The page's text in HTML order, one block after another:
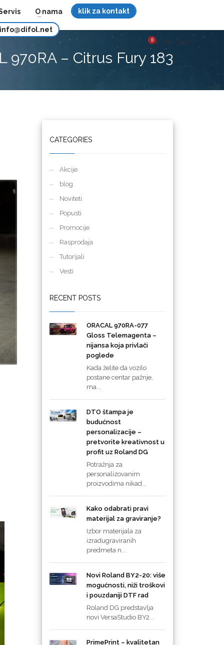
O nama klik za kontakt
info@difol.net
MY CART
970RA – Citrus Fury 183
CATEGORIES
Akcije
blog
Noviteti
Popusti
Promocije
Rasprodaja
Tutorijali
Vesti
RECENT POSTS
ORACAL 970RA-077
Gloss Telemagenta –
nijansa koja privlači
poglede
Kada želite da vozilo
postane centar pažnje,
ma...
DTO štampa je
budućnost
personalizacije –
pretvorite kreativnost u
profit uz Roland DG
Potražnja za
personalizovanim
proizvodima nikad...
Kako odabrati pravi
materijal za graviranje?
Izbor materijala za
izradugraviranih
predmeta n...
Novi Roland BY2-20: više
mogućnosti, niži troškovi
i pouzdaniji DTF rad
Roland DG predstavlja
novi VersaStudio BY2...
PrimePrint – kvalitetan